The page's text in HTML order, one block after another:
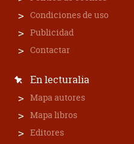
Condiciones de uso
Publicidad
Contactar
En lecturalia
Mapa autores
Mapa libros
Editores